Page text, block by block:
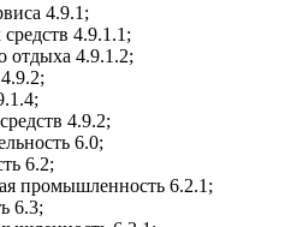
4.9.1;
4.9.1.1;
отдыха 4.9.1.2;
4.9.2;
6.0;
6.2;
промышленность 6.2.1;
6.3;